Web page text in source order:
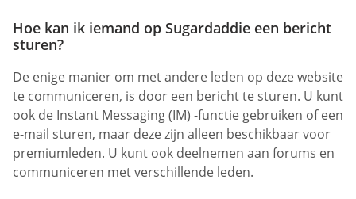
Hoe kan ik iemand op Sugardaddie een bericht
sturen?
De enige manier om met andere leden op deze website
te communiceren, is door een bericht te sturen. U kunt
ook de Instant Messaging (IM) -functie gebruiken of een
e-mail sturen, maar deze zijn alleen beschikbaar voor
premiumleden. U kunt ook deelnemen aan forums en
communiceren met verschillende leden.